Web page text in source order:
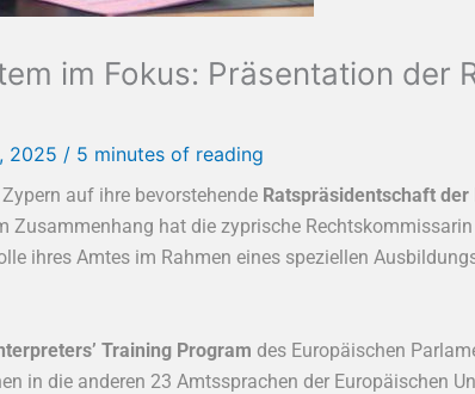
im Fokus: Präsentation der
2025 / 5 minutes of reading
auf ihre bevorstehende Ratspräsidentschaft
Zusammenhang hat die zyprische Rechtskommissarin
ihres Amtes im Rahmen eines speziellen
Training Program des Europäischen
in die anderen 23 Amtssprachen der Europäischen